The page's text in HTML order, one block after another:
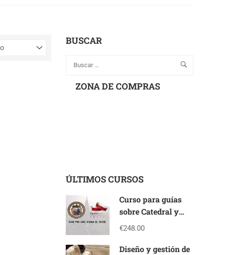
BUSCAR
ZONA DE COMPRAS
ÚLTIMOS CURSOS
Curso para guías
sobre Catedral y
Pulsera turística
€248.00
Diseño y gestión de